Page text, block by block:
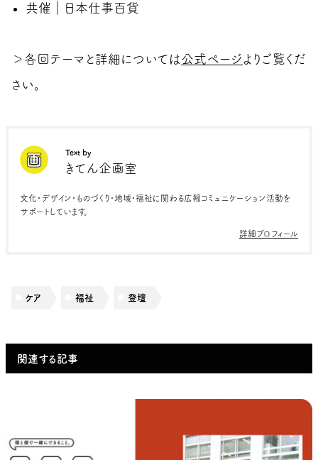
共催｜日本仕事百貨
＞各回テーマと詳細については公式ページ よりご覧くだ
さい。
Text by
きてん企画室
文化・デザイン・ものづくり・地域・福祉に関わる広報コミュニケーション活動を
サポートしています。
詳細プロフィール
ケア 福祉 登壇
関連する記事